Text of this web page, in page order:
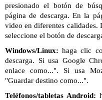
presionado el botón de
página de descarga. En la
video en diferentes calidades.
seleccione el botón de
Windows/Linux: haga clic
descarga. Si usa Google
enlace como...". Si usa
"Guardar destino como...".
Teléfonos/tabletas Android: